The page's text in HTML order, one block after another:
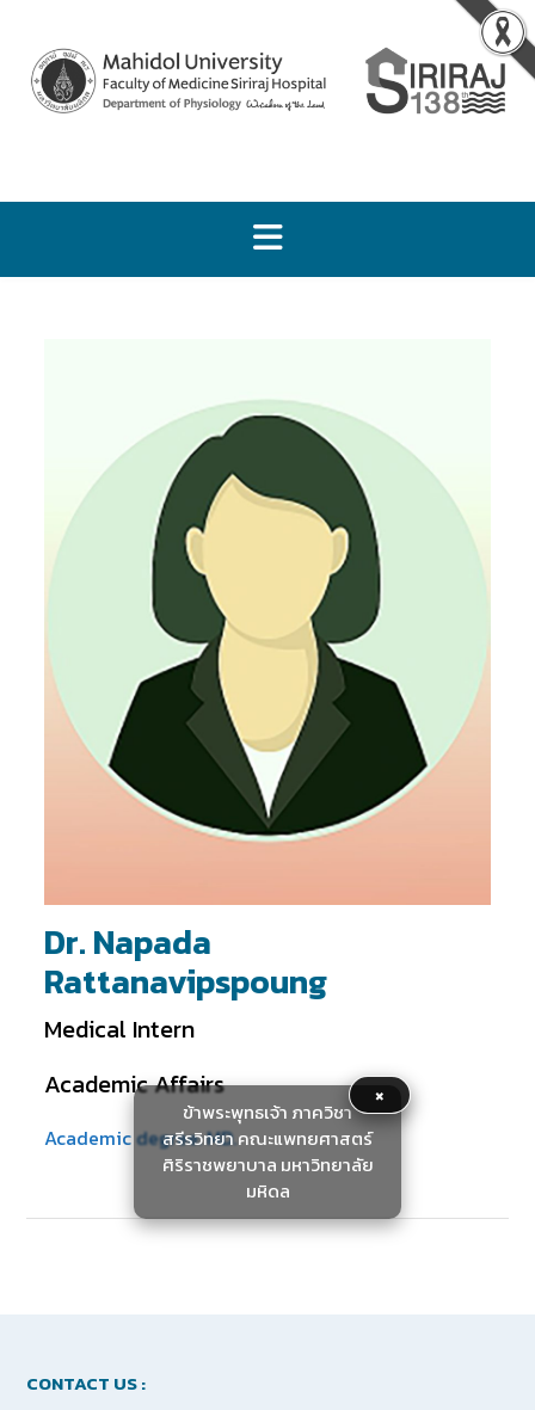
×
ข้าพระพุทธเจ้า ภาควิชา
สรีรวิทยา คณะแพทยศาสตร์
ศิริราชพยาบาล มหาวิทยาลัย
มหิดล
Dr. Napada
Rattanavipspoung
Medical Intern
Academic Affairs
Academic degree: MD.
CONTACT US :